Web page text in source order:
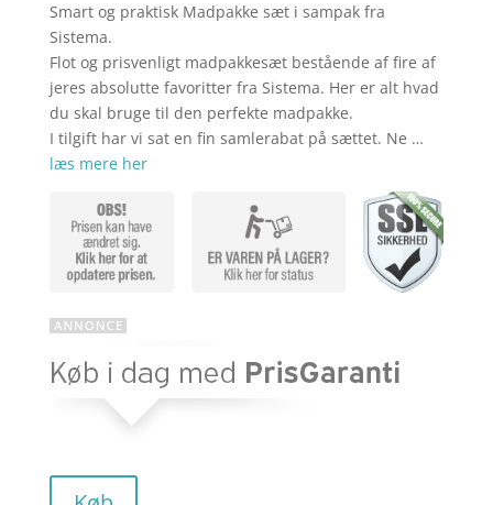
pris
var:
kr.
aktuelle
pris
er:
kr.
Smart og praktisk Madpakke sæt i sampak fra
Sistema.
Flot og prisvenligt madpakkesæt bestående af fire af
jeres absolutte favoritter fra Sistema. Her er alt hvad
du skal bruge til den perfekte madpakke.
I tilgift har vi sat en fin samlerabat på sættet. Ne …
læs mere her